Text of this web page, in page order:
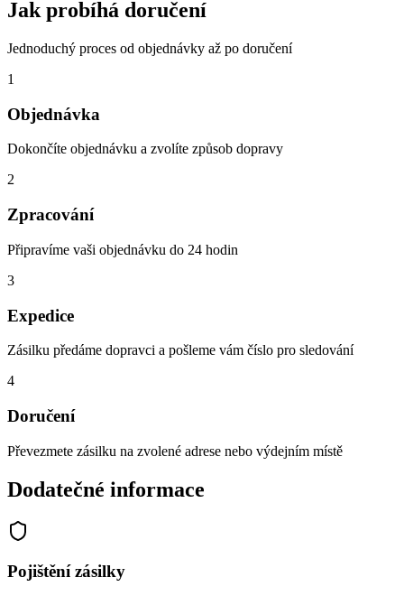
Jak probíhá doručení
Jednoduchý proces od objednávky až po doručení
1
Objednávka
Dokončíte objednávku a zvolíte způsob dopravy
2
Zpracování
Připravíme vaši objednávku do 24 hodin
3
Expedice
Zásilku předáme dopravci a pošleme vám číslo pro sledování
4
Doručení
Převezmete zásilku na zvolené adrese nebo výdejním místě
Dodatečné informace
Pojištění zásilky